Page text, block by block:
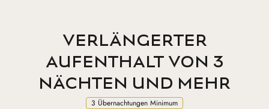
VERLÄNGERTER
AUFENTHALT VON 3
NÄCHTEN UND MEHR
3 Übernachtungen Minimum